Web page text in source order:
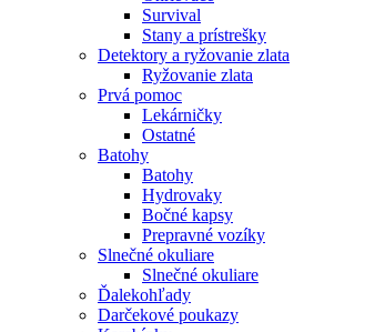
Survival
Stany a prístrešky
Detektory a ryžovanie zlata
Ryžovanie zlata
Prvá pomoc
Lekárničky
Ostatné
Batohy
Batohy
Hydrovaky
Bočné kapsy
Prepravné vozíky
Slnečné okuliare
Slnečné okuliare
Ďalekohľady
Darčekové poukazy